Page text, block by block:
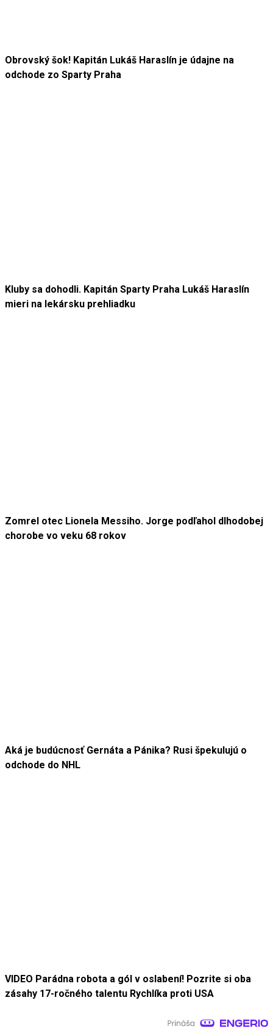
Obrovský šok! Kapitán Lukáš Haraslín je údajne na
odchode zo Sparty Praha
Kluby sa dohodli. Kapitán Sparty Praha Lukáš Haraslín
mieri na lekársku prehliadku
Zomrel otec Lionela Messiho. Jorge podľahol dlhodobej
chorobe vo veku 68 rokov
Aká je budúcnosť Gernáta a Pánika? Rusi špekulujú o
odchode do NHL
VIDEO Parádna robota a gól v oslabení! Pozrite si oba
zásahy 17-ročného talentu Rychlíka proti USA